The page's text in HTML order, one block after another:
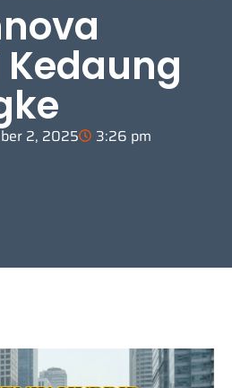
Kedaung
2, 2025
3:26 pm